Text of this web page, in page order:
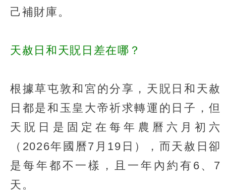
己補財庫。
天赦日和天貺日差在哪？
根據草屯敦和宮的分享，天貺日和天赦
日都是和玉皇大帝祈求轉運的日子，但
天貺日是固定在每年農曆六月初六
（2026年國曆7月19日），而天赦日卻
是每年都不一樣，且一年內約有6、7
天。